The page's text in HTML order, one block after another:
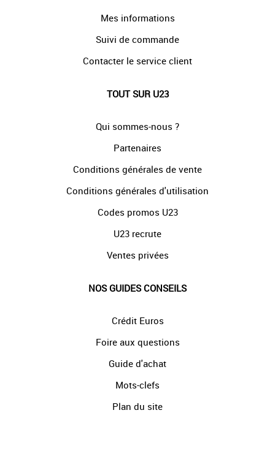
Mes informations
Suivi de commande
Contacter le service client
TOUT SUR U23
Qui sommes-nous ?
Partenaires
Conditions générales de vente
Conditions générales d'utilisation
Codes promos U23
U23 recrute
Ventes privées
NOS GUIDES CONSEILS
Crédit Euros
Foire aux questions
Guide d'achat
Mots-clefs
Plan du site